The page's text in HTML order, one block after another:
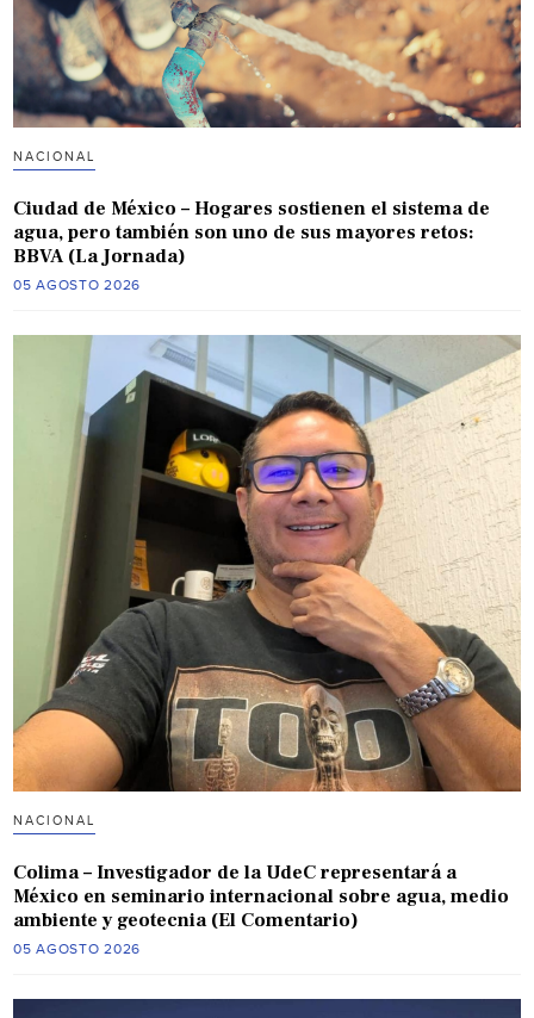
NACIONAL
Ciudad de México – Hogares sostienen el sistema de
agua, pero también son uno de sus mayores retos:
BBVA (La Jornada)
05 AGOSTO 2026
NACIONAL
Colima – Investigador de la UdeC representará a
México en seminario internacional sobre agua, medio
ambiente y geotecnia (El Comentario)
05 AGOSTO 2026